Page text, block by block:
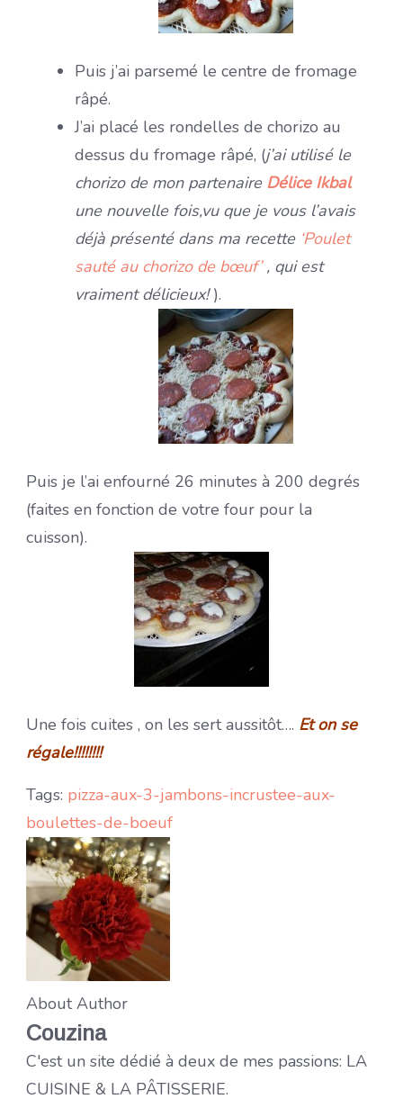
Puis j’ai parsemé le centre de fromage
râpé.
J’ai placé les rondelles de chorizo au
dessus du fromage râpé, (j’ai utilisé le
chorizo de mon partenaire Délice Ikbal
une nouvelle fois,vu que je vous l’avais
déjà présenté dans ma recette ‘Poulet
sauté au chorizo de bœuf’, qui est
vraiment délicieux!).
Puis je l’ai enfourné 26 minutes à 200 degrés
(faites en fonction de votre four pour la
cuisson).
Une fois cuites , on les sert aussitôt…. Et on se
régale!!!!!!!!
Tags: pizza-aux-3-jambons-incrustee-aux-
boulettes-de-boeuf
About Author
Couzina
C'est un site dédié à deux de mes passions: LA
CUISINE & LA PÂTISSERIE.